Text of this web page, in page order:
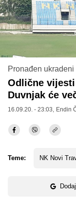
Pronađen ukradeni
Odlične
Duvnjak će
16.09.20. - 23:03, Endin
Teme: NK Novi